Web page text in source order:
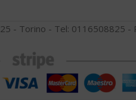
- Torino - Tel: 0116508825 -